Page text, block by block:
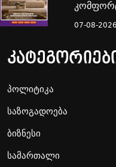
07-08-2026
პოლიტიკა
საზოგადოება
ბიზნესი
სამართალი